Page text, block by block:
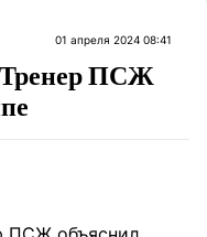
01 апреля 2024 08:41
Тренер ПСЖ